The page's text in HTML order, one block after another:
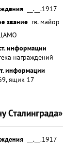
__.__.1917
звание гв. майор
информации
награждений
информации
ящик 17
Сталинграда»
__.__.1917